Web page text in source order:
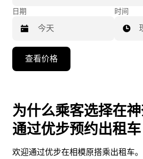
日期
向
头
键
可
览
时间
查看价格
为什么乘客选择在
通过优步预约出租车
欢迎通过优步在相模原搭乘出租车